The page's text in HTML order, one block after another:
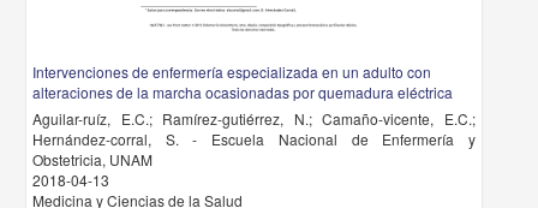
Intervenciones de enfermería especializada en un adulto con
alteraciones de la marcha ocasionadas por quemadura eléctrica
Aguilar-ruíz, E.C.; Ramírez-gutiérrez, N.; Camaño-vicente, E.C.;
Hernández-corral, S. - Escuela Nacional de Enfermería y
Obstetricia, UNAM
2018-04-13
Medicina y Ciencias de la Salud